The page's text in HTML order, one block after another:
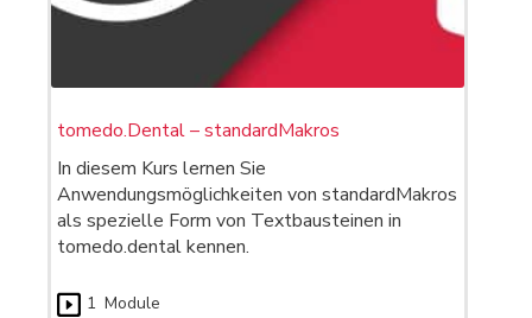
tomedo.Dental – standardMakros
In diesem Kurs lernen Sie
Anwendungsmöglichkeiten von standardMakros
als spezielle Form von Textbausteinen in
tomedo.dental kennen.
1 Module